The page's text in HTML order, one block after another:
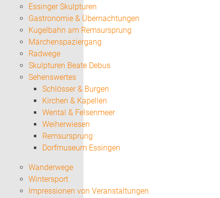
Essinger Skulpturen
Gastronomie & Übernachtungen
Kugelbahn am Remsursprung
Märchenspaziergang
Radwege
Skulpturen Beate Debus
Sehenswertes
Schlösser & Burgen
Kirchen & Kapellen
Wental & Felsenmeer
Weiherwiesen
Remsursprung
Dorfmuseum Essingen
Wanderwege
Wintersport
Impressionen von Veranstaltungen